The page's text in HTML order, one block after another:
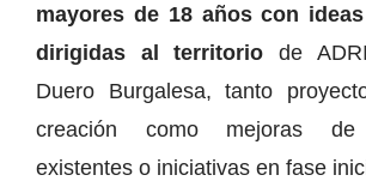
mayores de 18 años con
dirigidas al territorio de
Duero Burgalesa, tanto
creación como mejoras de
existentes o iniciativas en fase